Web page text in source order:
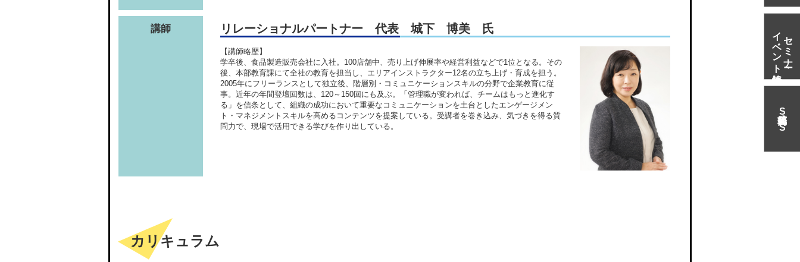
セミナー・
イベント情報
S
N
S
講師 リレーショナルパートナー 代表 城下 博美 氏
【講師略歴】
学卒後、食品製造販売会社に入社。100店舗中、売り上げ伸展率や経営利益などで1位となる。その
後、本部教育課にて全社の教育を担当し、エリアインストラクター12名の立ち上げ・育成を担う。
2005年にフリーランスとして独立後、階層別・コミュニケーションスキルの分野で企業教育に従
事。近年の年間登壇回数は、120～150回にも及ぶ。「管理職が変われば、チームはもっと進化す
る」を信条として、組織の成功において重要なコミュニケーションを土台としたエンゲージメン
ト・マネジメントスキルを高めるコンテンツを提案している。受講者を巻き込み、気づきを得る質
問力で、現場で活用できる学びを作り出している。
カリキュラム